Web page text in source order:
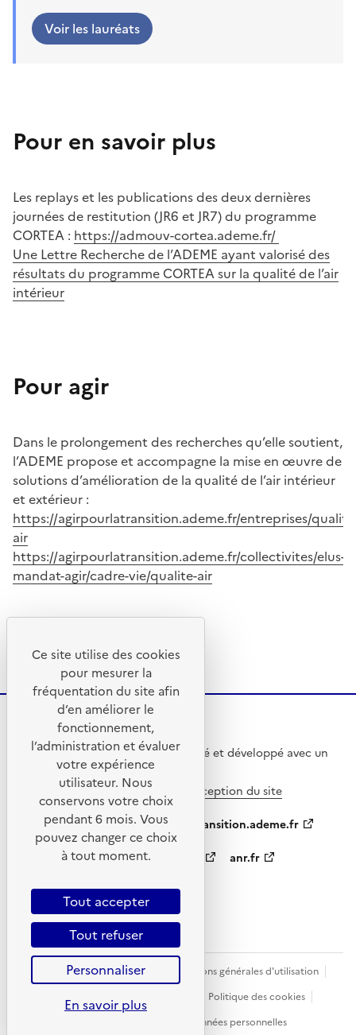
Voir les lauréats
Pour en savoir plus
Les replays et les publications des deux dernières
journées de restitution (JR6 et JR7) du programme
CORTEA : https://admouv-cortea.ademe.fr/
Une Lettre Recherche de l’ADEME ayant valorisé des
résultats du programme CORTEA sur la qualité de l’air
intérieur
Pour agir
Dans le prolongement des recherches qu’elle soutient,
l’ADEME propose et accompagne la mise en œuvre de
solutions d’amélioration de la qualité de l’air intérieur
et extérieur :
https://agirpourlatransition.ademe.fr/entreprises/
air
https://agirpourlatransition.ademe.fr/collectivites/elus-
mandat-agir/cadre-vie/qualite-air
Ce site internet a été pensé et développé avec un
objectif d’écoconception.
En savoir plus sur l’écoconception du site
ademe.fr
agirpourlatransition.ademe.fr
appelsprojetsrecherche.fr
anr.fr
data.gouv.fr
Mentions légales
Conditions générales d'utilisation
Politique des cookies
Protection des données personnelles
Ce site utilise des cookies
pour mesurer la
fréquentation du site afin
d’en améliorer le
fonctionnement,
l’administration et évaluer
votre expérience
utilisateur. Nous
conservons votre choix
pendant 6 mois. Vous
pouvez changer ce choix
à tout moment.
Tout accepter
Tout refuser
Personnaliser
En savoir plus